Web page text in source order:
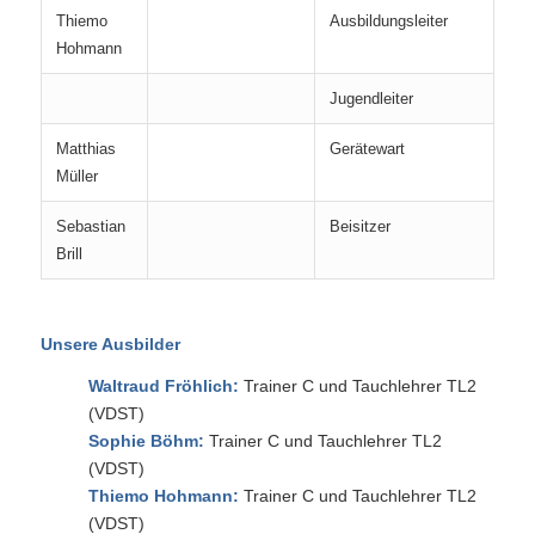
Thiemo
Hohmann
Ausbildungsleiter
Jugendleiter
Matthias
Müller
Gerätewart
Sebastian
Brill
Beisitzer
Unsere Ausbilder
Waltraud Fröhlich: Trainer C und Tauchlehrer TL2
(VDST)
Sophie Böhm: Trainer C und Tauchlehrer TL2
(VDST)
Thiemo Hohmann: Trainer C und Tauchlehrer TL2
(VDST)